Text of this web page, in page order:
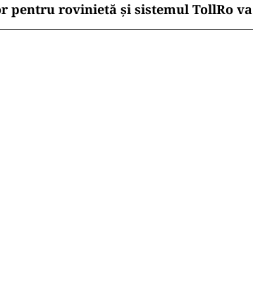
pentru rovinietă și sistemul TollRo va